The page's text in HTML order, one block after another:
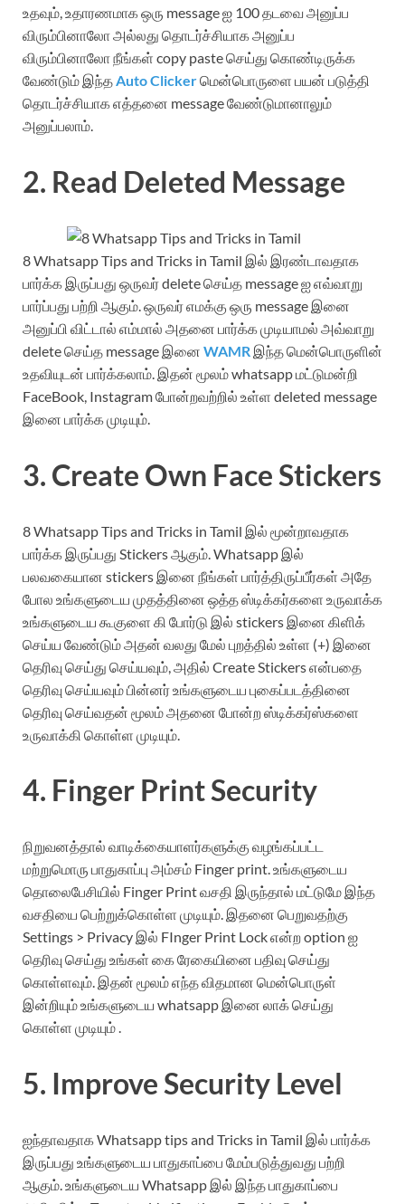
உதவும், உதாரணமாக ஒரு message ஐ 100 தடவை அனுப்ப
விரும்பினாலோ அல்லது தொடர்ச்சியாக அனுப்ப
விரும்பினாலோ நீங்கள் copy paste செய்து கொண்டிருக்க
வேண்டும் இந்தAuto Clickerமென்பொருளை பயன் படுத்தி
தொடர்ச்சியாக எத்தனை message வேண்டுமானாலும்
அனுப்பலாம்.
2. Read Deleted Message
8 Whatsapp Tips and Tricks in Tamil இல் இரண்டாவதாக
பார்க்க இருப்பது ஒருவர் delete செய்த message ஐ எவ்வாறு
பார்ப்பது பற்றி ஆகும். ஒருவர் எமக்கு ஒரு message இனை
அனுப்பி விட்டால் எம்மால் அதனை பார்க்க முடியாமல் அவ்வாறு
delete செய்த message இனை WAMR இந்த மென்பொருளின்
உதவியுடன் பார்க்கலாம். இதன் மூலம் whatsapp மட்டுமன்றி
FaceBook, Instagram போன்றவற்றில் உள்ள deleted message
இனை பார்க்க முடியும்.
3. Create Own Face Stickers
8 Whatsapp Tips and Tricks in Tamil இல் மூன்றாவதாக
பார்க்க இருப்பது Stickers ஆகும். Whatsapp இல்
பலவகையான stickers இனை நீங்கள் பார்த்திருப்பீர்கள் அதே
போல உங்களுடைய முதத்தினை ஒத்த ஸ்டிக்கர்களை உருவாக்க
உங்களுடைய கூகுளை கி போர்டு இல் stickers இனை கிளிக்
செய்ய வேண்டும் அதன் வலது மேல் புறத்தில் உள்ள (+) இனை
தெரிவு செய்து செய்யவும், அதில் Create Stickers என்பதை
தெரிவு செய்யவும் பின்னர் உங்களுடைய புகைப்படத்தினை
தெரிவு செய்வதன் மூலம் அதனை போன்ற ஸ்டிக்கர்ஸ்களை
உருவாக்கி கொள்ள முடியும்.
4. Finger Print Security
நிறுவனத்தால் வாடிக்கையாளர்களுக்கு வழங்கப்பட்ட
மற்றுமொரு பாதுகாப்பு அம்சம் Finger print. உங்களுடைய
தொலைபேசியில் Finger Print வசதி இருந்தால் மட்டுமே இந்த
வசதியை பெற்றுக்கொள்ள முடியும். இதனை பெறுவதற்கு
Settings > Privacy இல் FInger Print Lock என்ற option ஐ
தெரிவு செய்து உங்கள் கை ரேகையினை பதிவு செய்து
கொள்ளவும். இதன் மூலம் எந்த விதமான மென்பொருள்
இன்றியும் உங்களுடைய whatsapp இனை லாக் செய்து
கொள்ள முடியும் .
5. Improve Security Level
ஐந்தாவதாக Whatsapp tips and Tricks in Tamil இல் பார்க்க
இருப்பது உங்களுடைய பாதுகாப்பை மேம்படுத்துவது பற்றி
ஆகும். உங்களுடைய Whatsapp இல் இந்த பாதுகாப்பை